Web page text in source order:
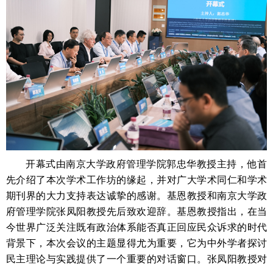
开幕式由南京大学政府管理学院郭忠华教授主持，他首
先介绍了本次学术工作坊的缘起，并对广大学术同仁和学术
期刊界的大力支持表达诚挚的感谢。基恩教授和南京大学政
府管理学院张凤阳教授先后致欢迎辞。基恩教授指出 ，在当
今世界广泛关注既有政治体系能否真正回应民众诉求的时代
背景下，本次会议的主题显得尤为重要，它为中外学者探讨
民主理论与实践提供了一个重要的对话窗口。张凤阳教授对